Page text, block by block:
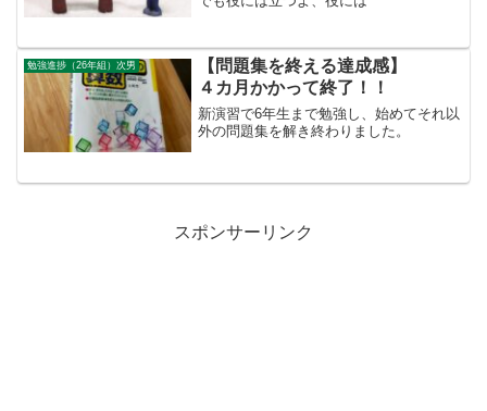
勉強進捗（26年組）次男
【問題集を終える達成感】
４カ月かかって終了！！
新演習で6年生まで勉強し、始めてそれ以
外の問題集を解き終わりました。
スポンサーリンク